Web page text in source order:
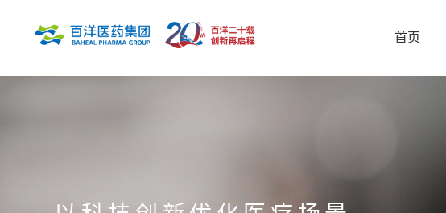
首页